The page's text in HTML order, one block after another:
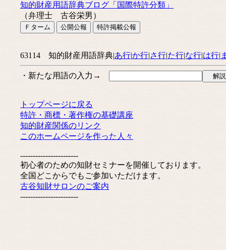
知的財産用語辞典ブログ「国際特許分類」
（弁理士 古谷栄男）
63114 知的財産用語辞典|あ行|か行|さ行|た行|な行|は行|
・新たな用語の入力→
トップページに戻る
特許・商標・著作権の基礎講座
知的財産関係のリンク
このホームページを作った人々
-----------------------
初心者のための知財セミナーを開催しております。
全国どこからでもご参加いただけます。
古谷知財サロンのご案内
-----------------------